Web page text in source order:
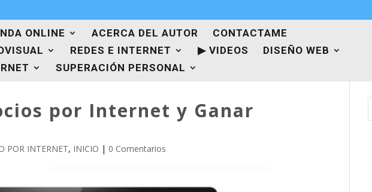
ONLINE ACERCA DEL AUTOR
CONTACTAME
REDES E INTERNET ▶ VIDEOS
DISEÑO WEB
SUPERACIÓN PERSONAL
por Internet y Ganar
POR INTERNET, INICIO | 0 Comentarios